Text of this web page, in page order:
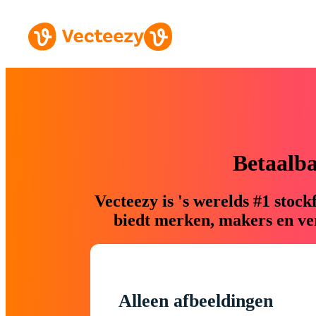
Vecteezy is 's werelds #1
biedt merken, makers en
Alleen afbeeldingen